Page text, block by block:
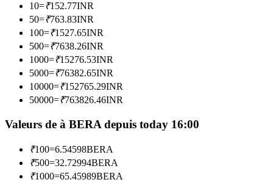
Devenez un trader de copie
Profitez du partage des bénéfices et des commissions de copy
trading
10=₹152.77INR
50=₹763.83INR
100=₹1527.65INR
500=₹7638.26INR
1000=₹15276.53INR
5000=₹76382.65INR
10000=₹152765.29INR
50000=₹763826.46INR
Valeurs de à BERA depuis today 16:00
₹100=6.54598BERA
₹500=32.72994BERA
₹1000=65.45989BERA